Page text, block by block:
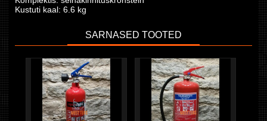
Kustuti kaal: 6.6 kg
SARNASED TOOTED